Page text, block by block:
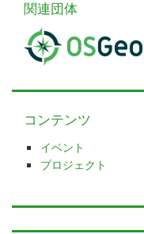
関連団体
コンテンツ
イベント
プロジェクト